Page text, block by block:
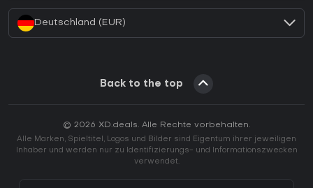
Deutschland (EUR)
Back to the top
© 2026 XD.deals. Alle Rechte vorbehalten.
Alle Marken, Spieltitel, Logos und Bilder sind Eigentum ihrer jeweiligen
Inhaber und werden nur zu Identifizierungs- und Informationszwecken
verwendet.